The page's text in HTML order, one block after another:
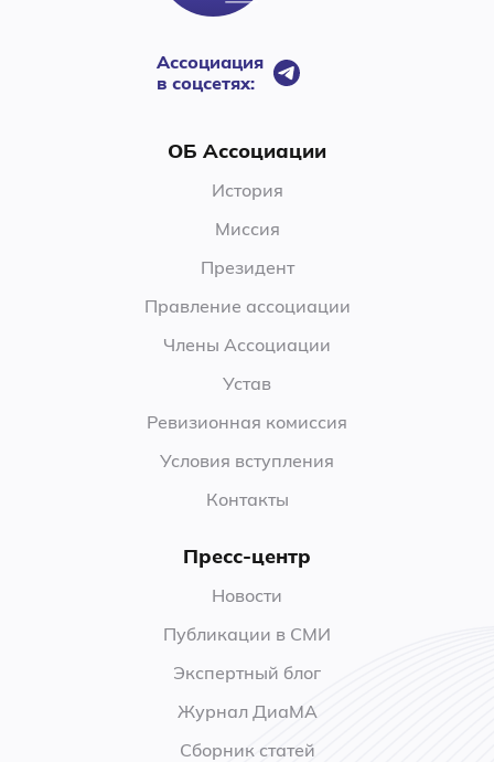
Ассоциация
в соцсетях:
ОБ Ассоциации
История
Миссия
Президент
Правление ассоциации
Члены Ассоциации
Устав
Ревизионная комиссия
Условия вступления
Контакты
Пресс-центр
Новости
Публикации в СМИ
Экспертный блог
Журнал ДиаМА
Сборник статей